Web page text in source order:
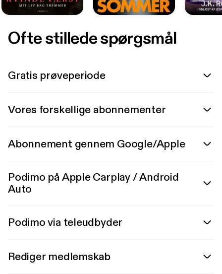
Ofte stillede spørgsmål
Gratis prøveperiode
Vores forskellige abonnementer
Abonnement gennem Google/Apple
Podimo på Apple Carplay / Android
Auto
Podimo via teleudbyder
Rediger medlemskab